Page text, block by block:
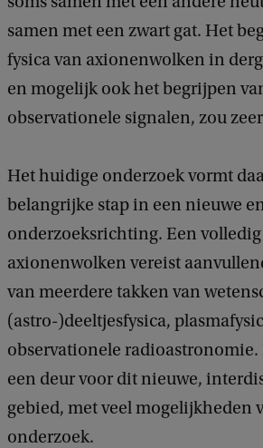
samen met een zwart gat. Het
fysica van axionenwolken in
en mogelijk ook het begrijpen
observationele signalen, zou
Het huidige onderzoek vormt
belangrijke stap in een nieuwe
onderzoeksrichting. Een
axionenwolken vereist
van meerdere takken van
(astro-)deeltjesfysica,
observationele
een deur voor dit nieuwe,
gebied, met veel mogelijkheden
onderzoek.